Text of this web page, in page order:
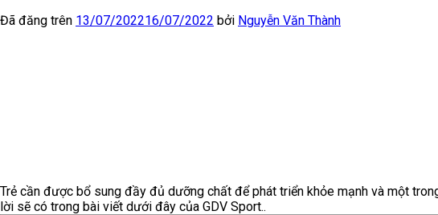
Đã đăng trên 13/07/202216/07/2022 bởi Nguyễn Văn Thành
Trẻ cần được bổ sung đầy đủ dưỡng chất để phát triển khỏe mạnh và một
lời sẽ có trong bài viết dưới đây của GDV Sport..